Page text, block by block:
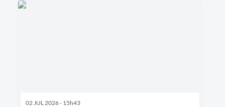
02 JUL 2026 - 15h43